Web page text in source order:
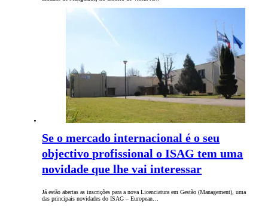
Se o mercado internacional é o seu
objectivo profissional o ISAG tem uma
novidade que lhe vai interessar
Já estão abertas as inscrições para a nova Licenciatura em Gestão (Management), uma
das principais novidades do ISAG – European…